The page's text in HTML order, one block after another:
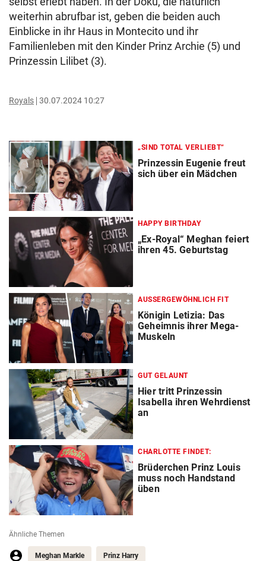
weiterhin abrufbar ist, geben die beiden auch
Einblicke in ihr Haus in Montecito und ihr
Familienleben mit den Kinder Prinz Archie (5) und
Prinzessin Lilibet (3).
Royals 30.07.2024 10:27
„SIND TOTAL VERLIEBT“
Prinzessin Eugenie freut
sich über ein Mädchen
HAPPY BIRTHDAY
„Ex-Royal“ Meghan feiert
ihren 45. Geburtstag
AUSSERGEWÖHNLICH FIT
Königin Letizia: Das
Geheimnis ihrer Mega-
Muskeln
GUT GELAUNT
Hier tritt Prinzessin
Isabella ihren Wehrdienst
an
CHARLOTTE FINDET:
Brüderchen Prinz Louis
muss noch Handstand
üben
Ähnliche Themen
Meghan Markle Prinz Harry